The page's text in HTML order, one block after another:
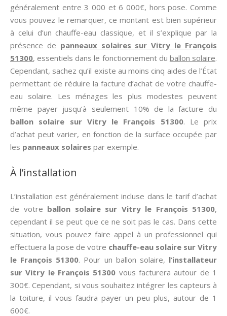
généralement entre 3 000 et 6 000€, hors pose. Comme
vous pouvez le remarquer, ce montant est bien supérieur
à celui d’un chauffe-eau classique, et il s’explique par la
présence de panneaux solaires sur Vitry le François
51300, essentiels dans le fonctionnement du ballon solaire.
Cependant, sachez qu’il existe au moins cinq aides de l’État
permettant de réduire la facture d’achat de votre chauffe-
eau solaire. Les ménages les plus modestes peuvent
même payer jusqu’à seulement 10% de la facture du
ballon solaire sur Vitry le François 51300. Le prix
d’achat peut varier, en fonction de la surface occupée par
les panneaux solaires par exemple.
À l’installation
L’installation est généralement incluse dans le tarif d’achat
de votre ballon solaire sur Vitry le François 51300,
cependant il se peut que ce ne soit pas le cas. Dans cette
situation, vous pouvez faire appel à un professionnel qui
effectuera la pose de votre chauffe-eau solaire sur Vitry
le François 51300. Pour un ballon solaire, l’installateur
sur Vitry le François 51300 vous facturera autour de 1
300€. Cependant, si vous souhaitez intégrer les capteurs à
la toiture, il vous faudra payer un peu plus, autour de 1
600€.